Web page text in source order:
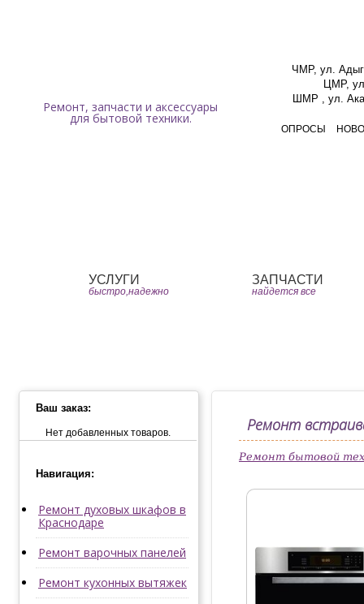
Ремонт, запчасти и аксессуары
для бытовой техники.
ЧМР, ул.
ЦМР,
ШМР , ул.
ОПРОСЫ
УСЛУГИ
быстро,надежно
ЗАПЧАСТИ
найдется все
Ваш заказ:
Нет добавленных товаров.
Навигация:
Ремонт духовых шкафов в
Краснодаре
Ремонт варочных панелей
Ремонт кухонных вытяжек
Ремонт
Ремонт бытовой